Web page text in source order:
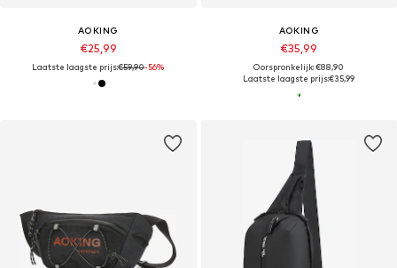
AOKING
€25,99
Laatste laagste prijs:€59,90-56%
AOKING
€35,99
Oorspronkelijk: €88,90
Laatste laagste prijs:€35,99